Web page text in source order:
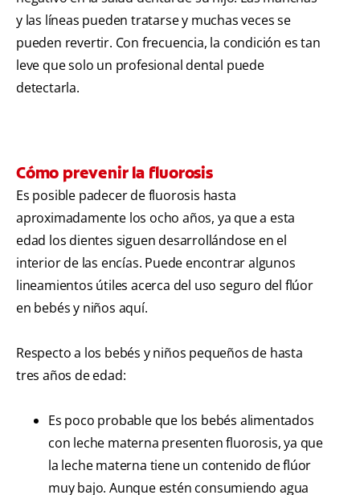
y las líneas pueden tratarse y muchas veces se
pueden revertir. Con frecuencia, la condición es tan
leve que solo un profesional dental puede
detectarla.
Cómo prevenir la fluorosis
Es posible padecer de fluorosis hasta
aproximadamente los ocho años, ya que a esta
edad los dientes siguen desarrollándose en el
interior de las encías. Puede encontrar algunos
lineamientos útiles acerca del uso seguro del flúor
en bebés y niños aquí.
Respecto a los bebés y niños pequeños de hasta
tres años de edad:
Es poco probable que los bebés alimentados
con leche materna presenten fluorosis, ya que
la leche materna tiene un contenido de flúor
muy bajo. Aunque estén consumiendo agua